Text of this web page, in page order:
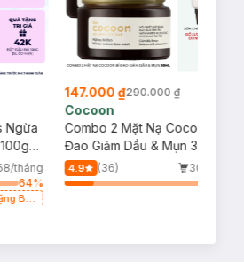
Ngừa
tháng
64%
Bột
147.000 ₫290.000 ₫
Cocoon
Combo 2 Mặt Nạ Cocoon Bí
Đao Giảm Dầu & Mụn 30ml
4.9 (36)
30/tháng